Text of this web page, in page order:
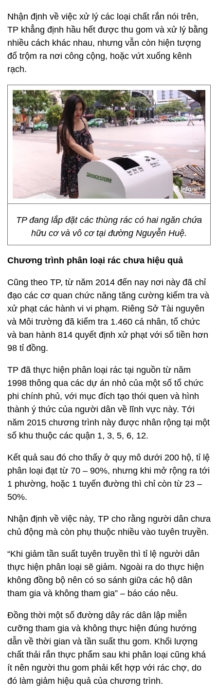
Nhận định về việc xử lý các loại chất rắn nói trên,
TP khẳng định hầu hết được thu gom và xử lý bằng
nhiều cách khác nhau, nhưng vẫn còn hiện tượng
đổ trộm ra nơi công cộng, hoặc vứt xuống kênh
rạch.
TP đang lắp đặt các thùng rác có hai ngăn chứa
hữu cơ và vô cơ tại đường Nguyễn Huệ.
Chương trình phân loại rác chưa hiệu quả
Cũng theo TP, từ năm 2014 đến nay nơi này đã chỉ
đạo các cơ quan chức năng tăng cường kiểm tra và
xử phạt các hành vi vi phạm. Riêng Sở Tài nguyên
và Môi trường đã kiểm tra 1.460 cá nhân, tổ chức
và ban hành 814 quyết định xử phạt với số tiền hơn
98 tỉ đồng.
TP đã thực hiện phân loại rác tại nguồn từ năm
1998 thông qua các dự án nhỏ của một số tổ chức
phi chính phủ, với mục đích tạo thói quen và hình
thành ý thức của người dân về lĩnh vực này. Tới
năm 2015 chương trình này được nhân rộng tại một
số khu thuộc các quận 1, 3, 5, 6, 12.
Kết quả sau đó cho thấy ở quy mô dưới 200 hộ, tỉ lệ
phân loại đạt từ 70 – 90%, nhưng khi mở rộng ra tới
1 phường, hoặc 1 tuyến đường thì chỉ còn từ 23 –
50%.
Nhận định về việc này, TP cho rằng người dân chưa
chủ động mà còn phụ thuộc nhiều vào tuyên truyền.
“Khi giảm tần suất tuyên truyền thì tỉ lệ người dân
thực hiện phân loại sẽ giảm. Ngoài ra do thực hiện
không đồng bộ nên có so sánh giữa các hộ dân
tham gia và không tham gia” – báo cáo nêu.
Đồng thời một số đường dây rác dân lập miễn
cưỡng tham gia và không thực hiện đúng hướng
dẫn về thời gian và tần suất thu gom. Khối lượng
chất thải rắn thực phẩm sau khi phân loại cũng khá
ít nên người thu gom phải kết hợp với rác chợ, do
đó làm giảm hiệu quả của chương trình.